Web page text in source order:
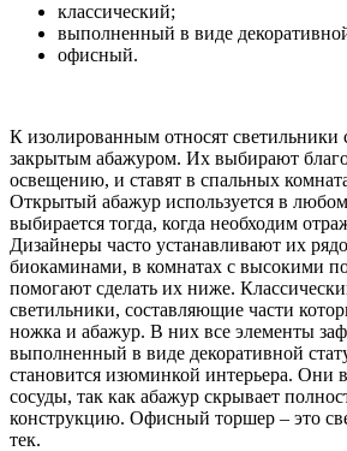
классический;
выполненный в виде
офисный.
К изолированным относят светильники
закрытым абажуром. Их выбирают
освещению, и ставят в спальных
Открытый абажур используется в
выбирается тогда, когда необходим
Дизайнеры часто устанавливают их
биокаминами, в комнатах с высокими
помогают сделать их ниже.
светильники, составляющие части
ножка и абажур. В них все элементы
выполненный в виде декоративной
становится изюминкой интерьера. Они
сосуды, так как абажур скрывает
конструкцию. Офисный торшер – это
тек.